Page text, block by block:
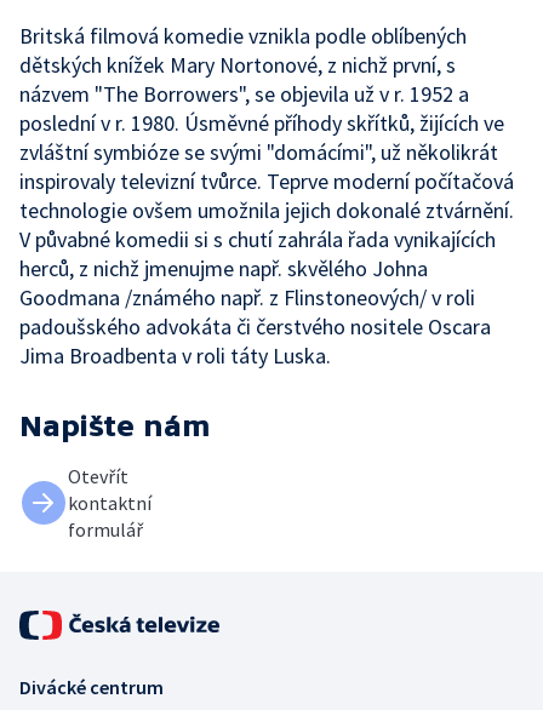
Britská filmová komedie vznikla podle oblíbených
dětských knížek Mary Nortonové, z nichž první, s
názvem "The Borrowers", se objevila už v r. 1952 a
poslední v r. 1980. Úsměvné příhody skřítků, žijících ve
zvláštní symbióze se svými "domácími", už několikrát
inspirovaly televizní tvůrce. Teprve moderní počítačová
technologie ovšem umožnila jejich dokonalé ztvárnění.
V půvabné komedii si s chutí zahrála řada vynikajících
herců, z nichž jmenujme např. skvělého Johna
Goodmana /známého např. z Flinstoneových/ v roli
padoušského advokáta či čerstvého nositele Oscara
Jima Broadbenta v roli táty Luska.
Napište nám
Otevřít
kontaktní
formulář
Divácké centrum